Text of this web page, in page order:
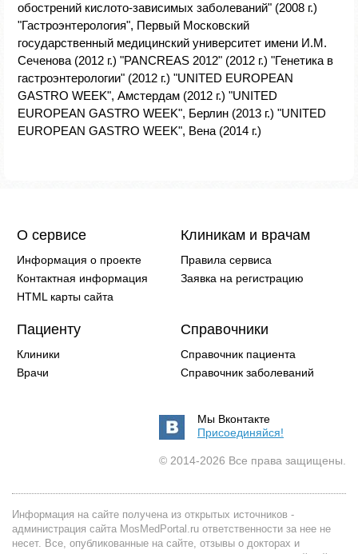
обострений кислото-зависимых заболеваний" (2008 г.)
"Гастроэнтерология", Первый Московский
государственный медицинский университет имени И.М.
Сеченова (2012 г.) "PANCREAS 2012" (2012 г.) "Генетика в
гастроэнтерологии" (2012 г.) "UNITED EUROPEAN
GASTRO WEEK", Амстердам (2012 г.) "UNITED
EUROPEAN GASTRO WEEK", Берлин (2013 г.) "UNITED
EUROPEAN GASTRO WEEK", Вена (2014 г.)
О сервисе
Информация о проекте
Контактная информация
HTML карты сайта
Клиникам и врачам
Правила сервиса
Заявка на регистрацию
Пациенту
Клиники
Врачи
Справочники
Справочник пациента
Справочник заболеваний
Мы Вконтакте
Присоединяйся!
© 2014-2026 Все права защищены.
Информация на сайте получена из открытых источников -
администрация сайта MosMedPortal.ru ответственности за нее не
несет. Все, опубликованные на сайте, отзывы о докторах и